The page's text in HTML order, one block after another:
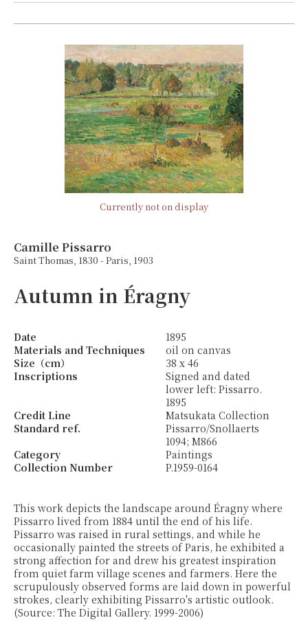
Currently not on display
Camille Pissarro
Saint Thomas, 1830 - Paris, 1903
Autumn in Éragny
Date
1895
Materials and Techniques
oil on canvas
Size（cm）
38 x 46
Inscriptions
Signed and dated
lower left: Pissarro.
1895
Credit Line
Matsukata Collection
Standard ref.
Pissarro/Snollaerts
1094; M866
Category
Paintings
Collection Number
P.1959-0164
This work depicts the landscape around Éragny where
Pissarro lived from 1884 until the end of his life.
Pissarro was raised in rural settings, and while he
occasionally painted the streets of Paris, he exhibited a
strong affection for and drew his greatest inspiration
from quiet farm village scenes and farmers. Here the
scrupulously observed forms are laid down in powerful
strokes, clearly exhibiting Pissarro's artistic outlook.
(Source: The Digital Gallery. 1999-2006)